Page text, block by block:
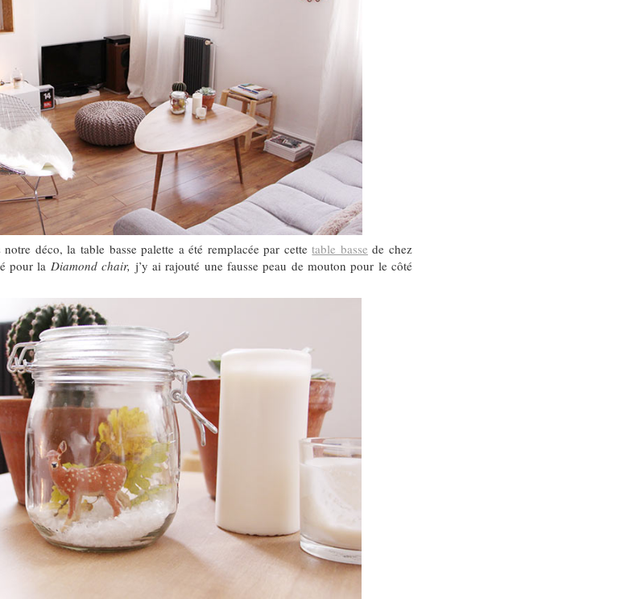
déco, la table basse palette a été remplacée par cettetable basse de chez
pour la Diamond chair, j’y ai rajouté une fausse peau de mouton pour le côté